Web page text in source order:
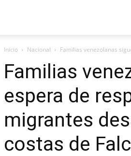
Inicio Nacional Familias venezolanas
Familias
espera de
migrantes
costas de